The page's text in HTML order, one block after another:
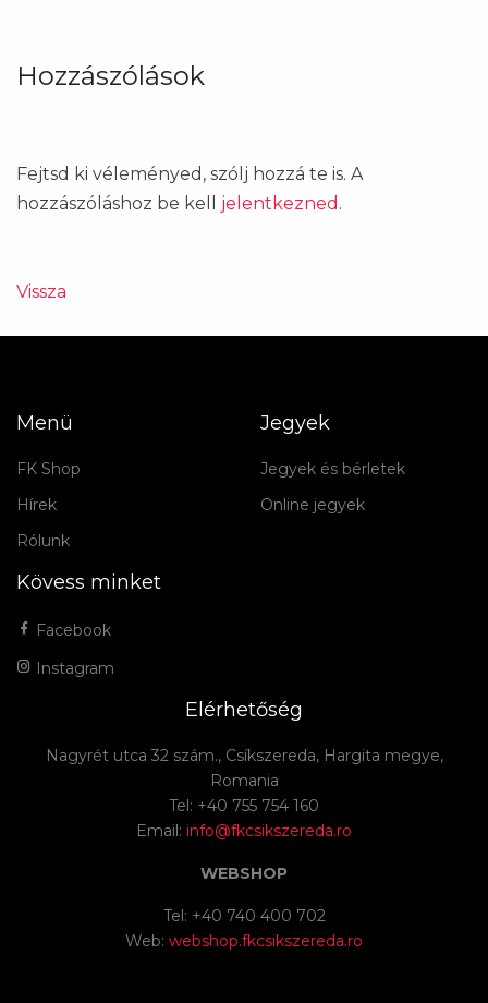
Hozzászólások
Fejtsd ki véleményed, szólj hozzá te is. A
hozzászóláshoz be kell jelentkezned .
Vissza
Menü
FK Shop
Hírek
Rólunk
Jegyek
Jegyek és bérletek
Online jegyek
Kövess minket
Facebook
Instagram
Elérhetőség
Nagyrét utca 32 szám., Csíkszereda, Hargita megye,
Romania
Tel: +40 755 754 160
Email: info@fkcsikszereda.ro
WEBSHOP
Tel: +40 740 400 702
Web: webshop.fkcsikszereda.ro